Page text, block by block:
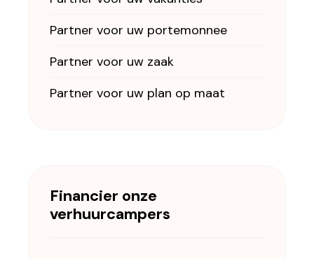
Partner voor uw portemonnee
Partner voor uw zaak
Partner voor uw plan op maat
Financier onze
verhuurcampers